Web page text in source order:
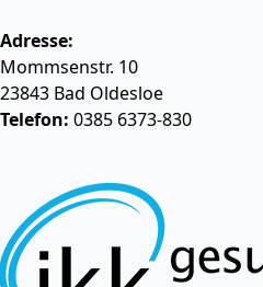
Adresse:
Mommsenstr. 10
23843 Bad Oldesloe
Telefon: 0385 6373-830